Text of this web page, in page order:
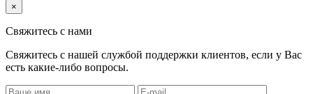
×
Свяжитесь с нами
Свяжитесь с нашей службой поддержки клиентов, если у Вас
есть какие-либо вопросы.